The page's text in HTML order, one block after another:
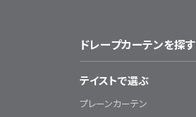
ドレープカーテンを探す
テイストで選ぶ
プレーンカーテン